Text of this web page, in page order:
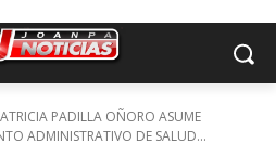
PADILLA OÑORO ASUME
ADMINISTRATIVO DE SALUD...